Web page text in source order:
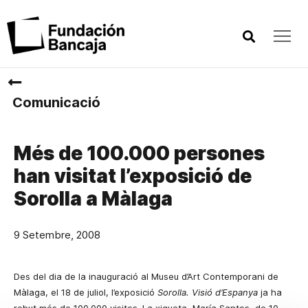
Comunicació
Més de 100.000 persones
han visitat l’exposició de
Sorolla a Màlaga
9 Setembre, 2008
Des del dia de la inauguració al Museu d’Art Contemporani de
Màlaga, el 18 de juliol, l’exposició Sorolla. Visió d’Espanya ja ha